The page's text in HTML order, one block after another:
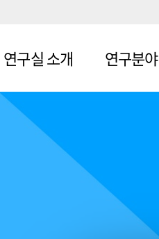
연구실 소개
연구과제
연구분야
트
화학재생